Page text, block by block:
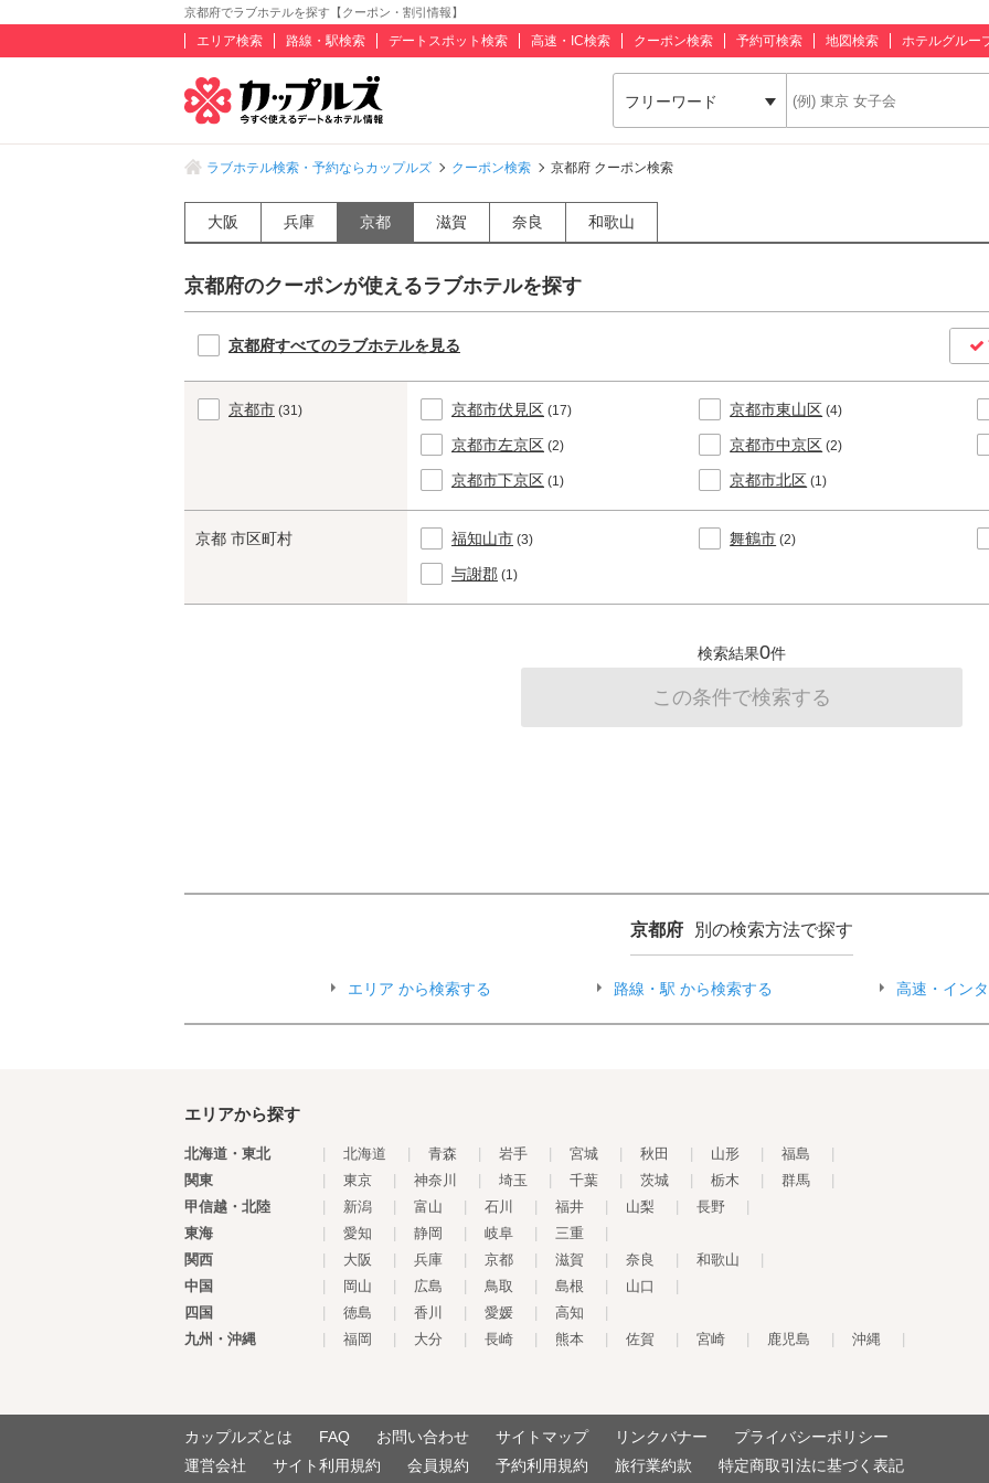
京都府でラブホテルを探す【クーポン・割引情報】
エリア検索 路線・駅検索 デートスポット検索 高速・IC検索 クーポン検索 予約可検索 地図検索 ホテルグルー
フリーワード
ラブホテル検索・予約ならカップルズ クーポン検索 京都府 クーポン検索
大阪 兵庫 京都 滋賀 奈良 和歌山
京都府のクーポンが使えるラブホテルを探す
京都府すべてのラブホテルを見る
京都市 (31) 京都市伏見区 (17) 京都市東山区 (4)
京都市左京区 (2) 京都市中京区 (2)
京都市下京区 (1) 京都市北区 (1)
京都 市区町村 福知山市 (3) 舞鶴市 (2)
与謝郡 (1)
検索結果0件
京都府 別の検索方法で探す
エリア から検索する 路線・駅 から検索する 高速・イン
エリアから探す
北海道・東北 北海道 青森 岩手 宮城 秋田 山形 福島
関東
東京 神奈川 埼玉 千葉 茨城 栃木 群馬
甲信越・北陸
新潟 富山 石川 福井 山梨 長野
東海
愛知 静岡 岐阜 三重
関西
大阪 兵庫 京都 滋賀 奈良 和歌山
中国
岡山 広島 鳥取 島根 山口
四国
徳島 香川 愛媛 高知
九州・沖縄
福岡 大分 長崎 熊本 佐賀 宮崎 鹿児島 沖縄
カップルズとは FAQ お問い合わせ サイトマップ リンクバナー
プライバシーポリシー
運営会社
サイト利用規約 会員規約 予約利用規約 旅行業約款 特定商取引法に基づく表記